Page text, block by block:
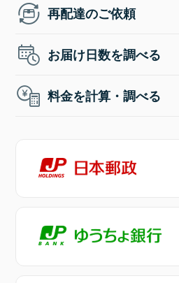
再配達のご依頼
お届け日数を調べる
料金を計算・調べる